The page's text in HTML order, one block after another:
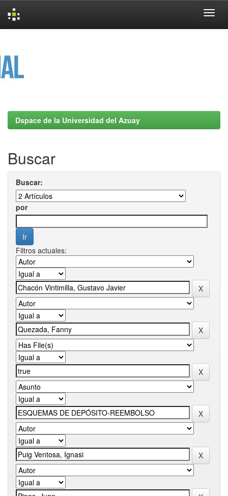
Dspace de la Universidad del Azuay
Buscar
Buscar:
por
Filtros actuales: